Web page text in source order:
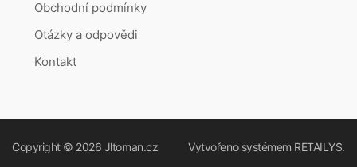
Obchodní podmínky
Otázky a odpovědi
Kontakt
Copyright © 2026 Jltoman.cz Vytvořeno systémem RETAILYS.